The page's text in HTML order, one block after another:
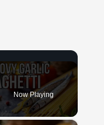
Now Playing